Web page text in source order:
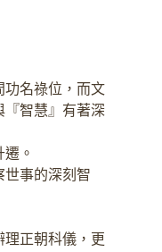
功名祿位，而文
『智慧』有著深
。
世事的深刻智
正朝科儀，更